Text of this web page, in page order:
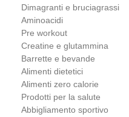
Dimagranti e bruciagrassi
Aminoacidi
Pre workout
Creatine e glutammina
Barrette e bevande
Alimenti dietetici
Alimenti zero calorie
Prodotti per la salute
Abbigliamento sportivo